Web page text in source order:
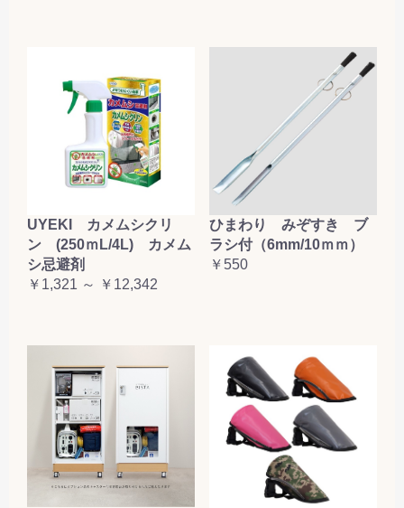
UYEKI カメムシクリ
ン (250ｍL/4L) カメム
シ忌避剤
￥1,321 ～ ￥12,342
ひまわり みぞすき ブ
ラシ付（6mm/10ｍｍ）
￥550